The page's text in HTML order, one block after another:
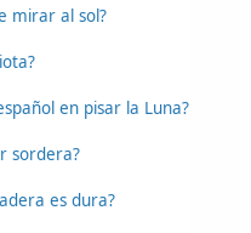
mirar al sol?
en pisar la Luna?
sordera?
es dura?